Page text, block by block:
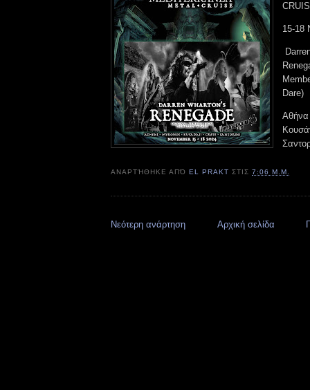
15-
Dare)
ΑΝΑΡΤΉΘΗΚΕ ΑΠΌEL PRAKT ΣΤΙΣ7:06 Μ.Μ.
Νεότερη ανάρτηση Αρχική σελίδα